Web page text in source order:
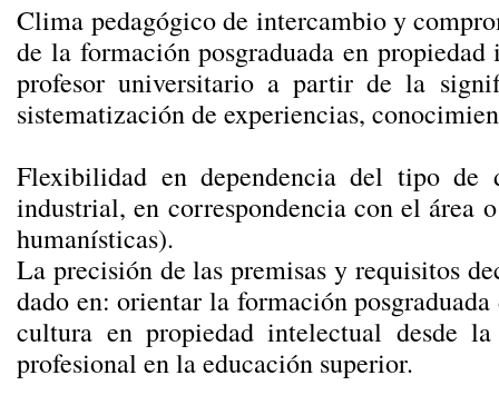
Clima pedagógico de intercambio y
de la formación posgraduada en
profesor universitario a partir de la
sistematización de experiencias,
Flexibilidad en dependencia del tipo de
industrial, en correspondencia con el área
humanísticas).
La precisión de las premisas y requisitos
dado en: orientar la formación
cultura en propiedad intelectual desde la
profesional en la educación superior.